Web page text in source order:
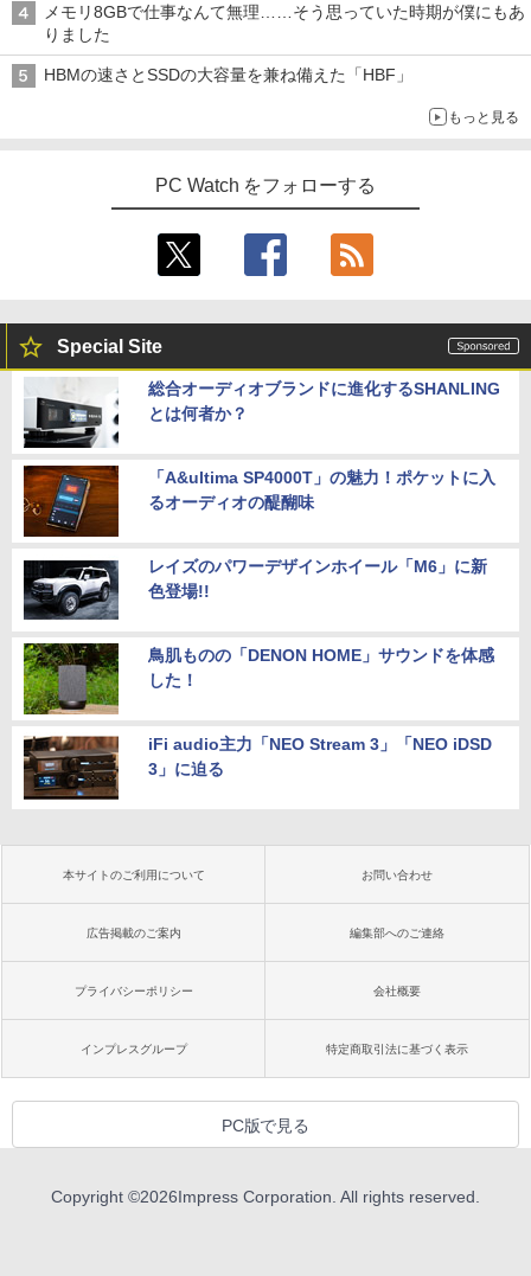
メモリ8GBで仕事なんて無理……そう思っていた時期が僕にもあ
りました
HBMの速さとSSDの大容量を兼ね備えた「HBF」
もっと見る
PC Watch をフォローする
Special Site
総合オーディオブランドに進化するSHANLING
とは何者か？
「A&ultima SP4000T」の魅力！ポケットに入
るオーディオの醍醐味
レイズのパワーデザインホイール「M6」に新
色登場!!
鳥肌ものの「DENON HOME」サウンドを体感
した！
iFi audio主力「NEO Stream 3」「NEO iDSD
3」に迫る
本サイトのご利用について お問い合わせ
広告掲載のご案内 編集部へのご連絡
プライバシーポリシー 会社概要
インプレスグループ 特定商取引法に基づく表示
PC版で見る
Copyright ©2026Impress Corporation. All rights reserved.